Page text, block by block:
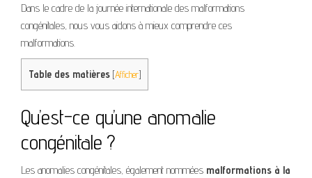
Dans le cadre de la journée internationale des malformations
congénitales, nous vous aidons à mieux comprendre ces
malformations.
Table des matières [Afficher]
Qu’est-ce qu’une anomalie
congénitale ?
Les anomalies congénitales, également nommées malformations à la